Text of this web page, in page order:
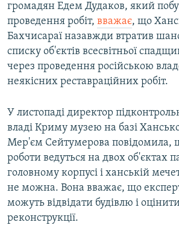
громадян Едем Дудаков, який
проведення робіт, вважає, що
Бахчисараї назавжди втратив
списку об'єктів всесвітньої
через проведення російською
неякісних реставраційних робіт.
У листопаді директор
владі Криму музею на базі
Мер'єм Сейтумерова повідомила,
роботи ведуться на двох об'єктах
головному корпусі і ханській
не можна. Вона вважає, що
можуть відвідати будівлю і
реконструкції.